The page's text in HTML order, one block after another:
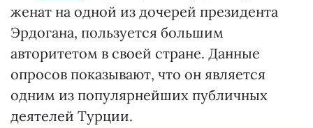
женат на одной из дочерей президента
Эрдогана, пользуется большим
авторитетом в своей стране. Данные
опросов показывают, что он является
одним из популярнейших публичных
деятелей Турции.